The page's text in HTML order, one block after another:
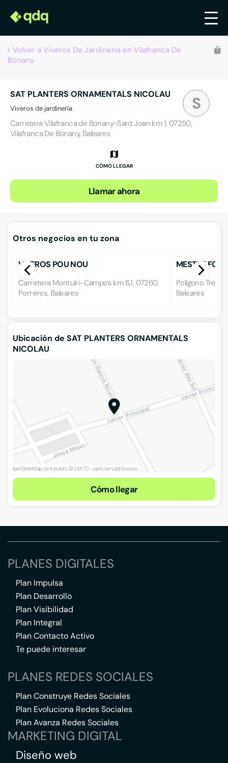
Volver a Viveros De Jardineria en Vilafranca De
Bonany
S
SAT PLANTERS ORNAMENTALS NICOLAU
Viveros de jardinería
Carretera Vilafranca de Bonany-Sant Joan km 1, 07250,
Vilafranca De Bonany, Baleares
CÓMO LLEGAR
Llamar ahora
Otros negocios en tu zona
VIVEROS POU NOU
Carretera Montuïri-Campos km 6,1, 07260,
Porreres, Baleares
MESTRE
Polígono
Baleares
Ubicación de SAT PLANTERS ORNAMENTALS
NICOLAU
Cómo llegar
PLANES DIGITALES
Plan Impulsa
Plan Desarrollo
Plan Visibilidad
Plan Integral
Plan Contacto Activo
Te puede interesar
PLANES REDES SOCIALES
Plan Construye Redes Sociales
Plan Evoluciona Redes Sociales
Plan Avanza Redes Sociales
MARKETING DIGITAL
Diseño web